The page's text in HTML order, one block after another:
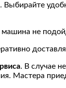
. Выбирайте
машина не
. В случае
Мастера